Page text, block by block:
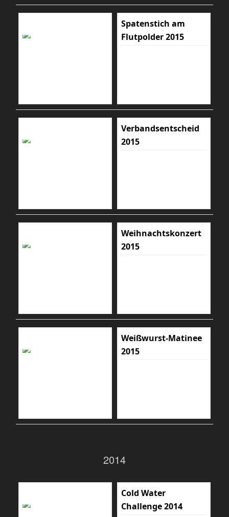
Spatenstich am
Flutpolder 2015
Verbandsentscheid
2015
Weihnachtskonzert
2015
Weißwurst-Matinee
2015
2014
Cold Water
Challenge 2014